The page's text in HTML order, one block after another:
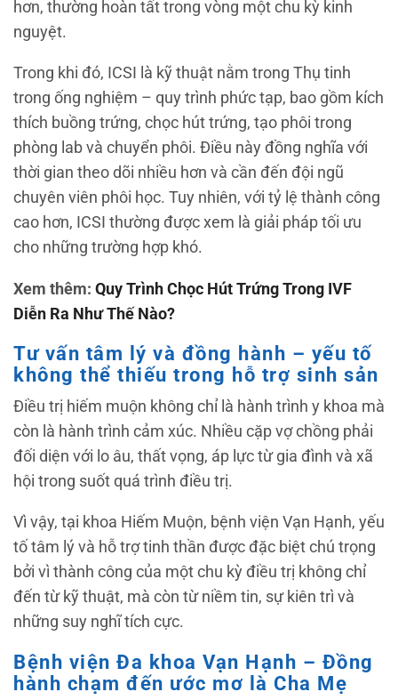
hơn, thường hoàn tất trong vòng một chu kỳ kinh
nguyệt.
Trong khi đó, ICSI là kỹ thuật nằm trong Thụ tinh
trong ống nghiệm – quy trình phức tạp, bao gồm kích
thích buồng trứng, chọc hút trứng, tạo phôi trong
phòng lab và chuyển phôi. Điều này đồng nghĩa với
thời gian theo dõi nhiều hơn và cần đến đội ngũ
chuyên viên phôi học. Tuy nhiên, với tỷ lệ thành công
cao hơn, ICSI thường được xem là giải pháp tối ưu
cho những trường hợp khó.
Xem thêm: Quy Trình Chọc Hút Trứng Trong IVF
Diễn Ra Như Thế Nào?
Tư vấn tâm lý và đồng hành – yếu tố
không thể thiếu trong hỗ trợ sinh sản
Điều trị hiếm muộn không chỉ là hành trình y khoa mà
còn là hành trình cảm xúc. Nhiều cặp vợ chồng phải
đối diện với lo âu, thất vọng, áp lực từ gia đình và xã
hội trong suốt quá trình điều trị.
Vì vậy, tại khoa Hiếm Muộn, bệnh viện Vạn Hạnh, yếu
tố tâm lý và hỗ trợ tinh thần được đặc biệt chú trọng
bởi vì thành công của một chu kỳ điều trị không chỉ
đến từ kỹ thuật, mà còn từ niềm tin, sự kiên trì và
những suy nghĩ tích cực.
Bệnh viện Đa khoa Vạn Hạnh – Đồng
hành chạm đến ước mơ là Cha Mẹ